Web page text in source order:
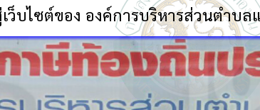
วนตำบลแสลงพัน:-